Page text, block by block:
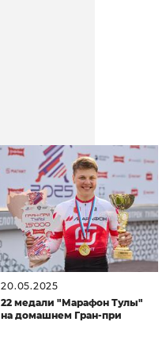
20.05.2025
22 медали "Марафон Тулы"
на домашнем Гран-при